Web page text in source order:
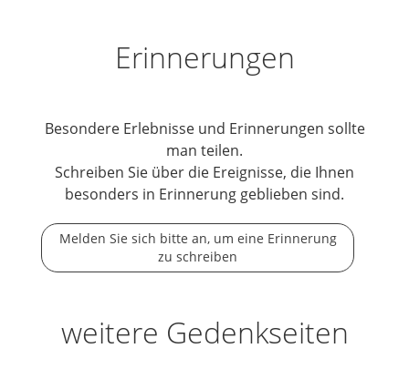
Erinnerungen
Besondere Erlebnisse und Erinnerungen sollte
man teilen.
Schreiben Sie über die Ereignisse, die Ihnen
besonders in Erinnerung geblieben sind.
Melden Sie sich bitte an, um eine Erinnerung
zu schreiben
weitere Gedenkseiten